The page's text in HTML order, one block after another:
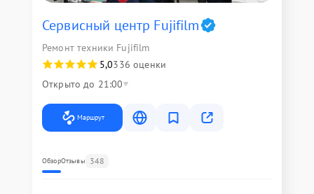
Сервисный центр Fujifilm
Ремонт техники Fujifilm
5,0336 оценки
Открыто до 21:00
Маршрут
ОбзорОтзывы 348